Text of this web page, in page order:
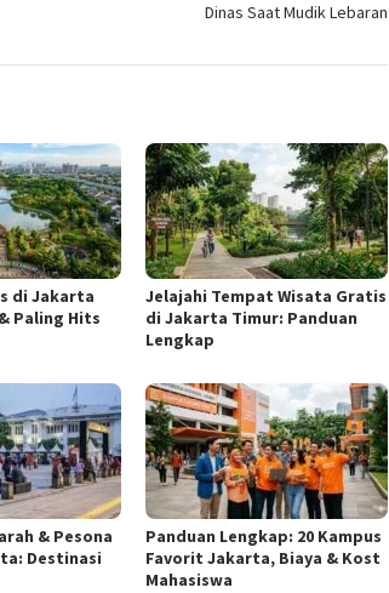
Dinas Saat Mudik Lebaran
di Jakarta
Paling Hits
Jelajahi Tempat Wisata Gratis
di Jakarta Timur: Panduan
Lengkap
& Pesona
Destinasi
Panduan Lengkap: 20 Kampus
Favorit Jakarta, Biaya & Kost
Mahasiswa